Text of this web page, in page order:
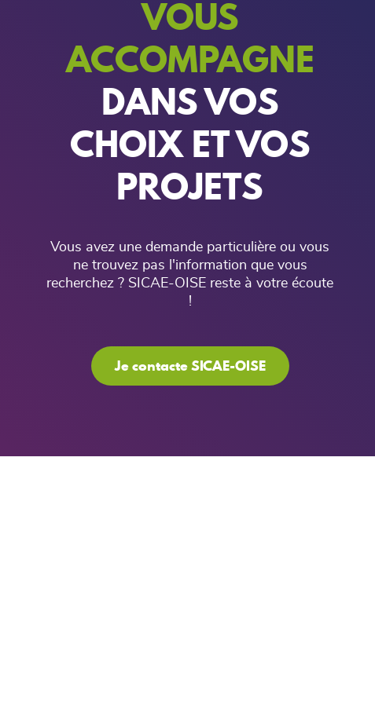
VOUS
ACCOMPAGNE
DANS VOS
CHOIX ET VOS
PROJETS
Vous avez une demande particulière ou vous
ne trouvez pas l'information que vous
recherchez ? SICAE-OISE reste à votre écoute
!
Je contacte SICAE-OISE